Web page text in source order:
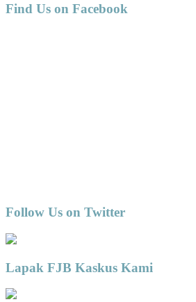
Find Us on Facebook
Follow Us on Twitter
Lapak FJB Kaskus Kami